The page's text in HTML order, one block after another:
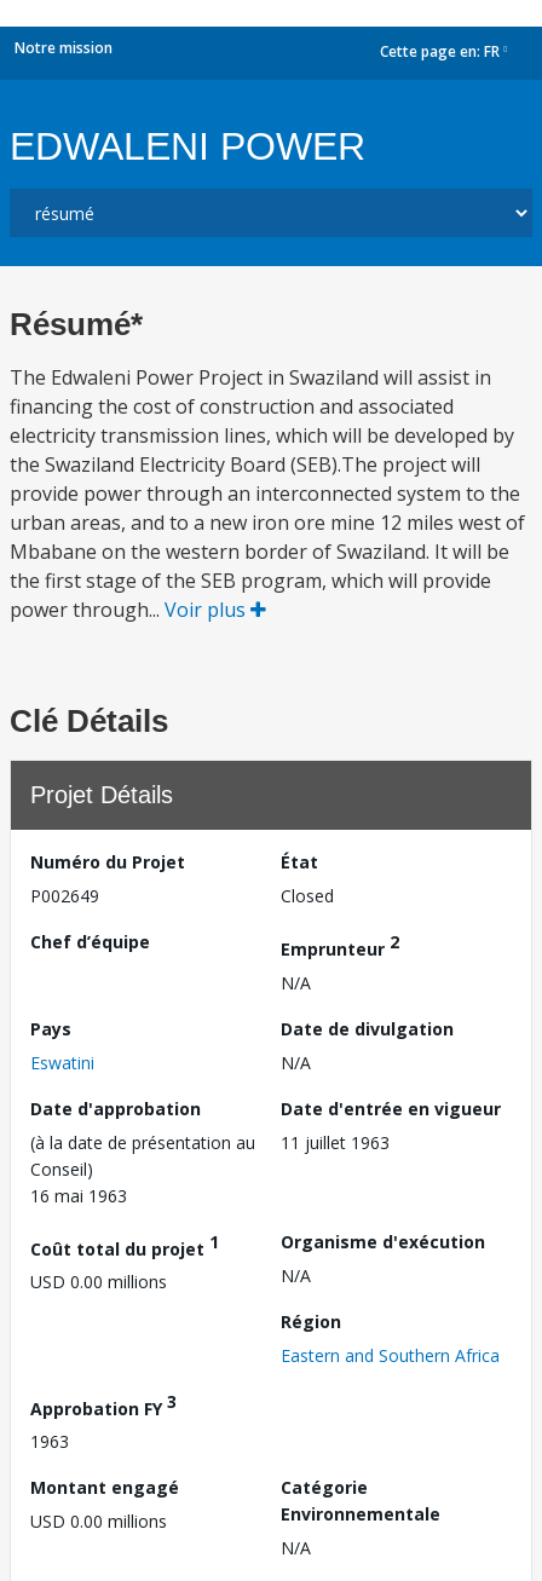
Notre mission Cette page en: FR
EDWALENI POWER
Résumé*
The Edwaleni Power Project in Swaziland will assist in
financing the cost of construction and associated
electricity transmission lines, which will be developed by
the Swaziland Electricity Board (SEB).The project will
provide power through an interconnected system to the
urban areas, and to a new iron ore mine 12 miles west of
Mbabane on the western border of Swaziland. It will be
the first stage of the SEB program, which will provide
power through... Voir plus
Clé Détails
Projet Détails
Numéro du Projet
P002649
État
Closed
Chef d’équipe
Emprunteur 2
N/A
Pays
Eswatini
Date de divulgation
N/A
Date d'approbation
(à la date de présentation au
Conseil)
16 mai 1963
Date d'entrée en vigueur
11 juillet 1963
Coût total du projet 1
USD 0.00 millions
Organisme d'exécution
N/A
Région
Eastern and Southern Africa
Approbation FY3
1963
Montant engagé
USD 0.00 millions
Catégorie
Environnementale
N/A